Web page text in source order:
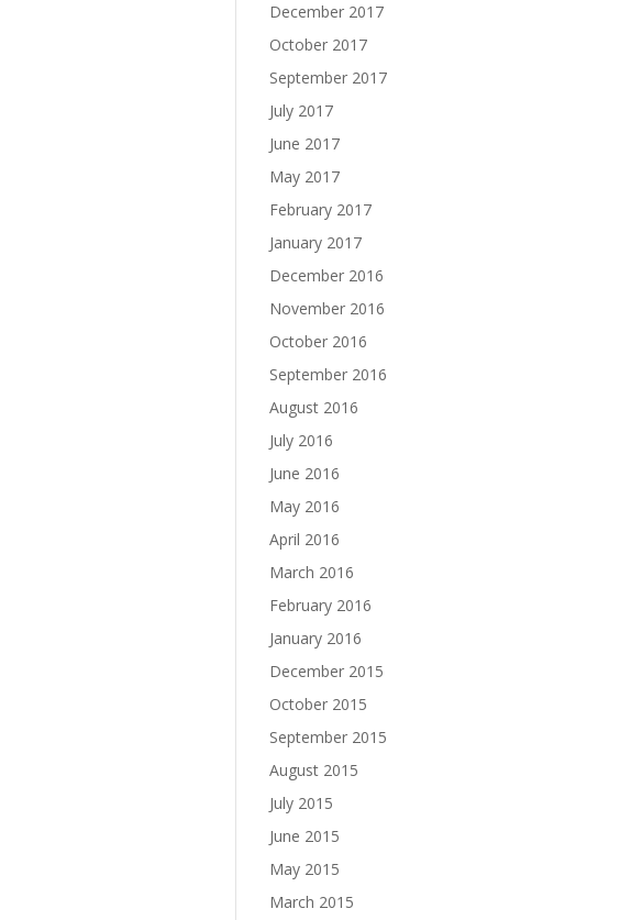
December 2017
October 2017
September 2017
July 2017
June 2017
May 2017
February 2017
January 2017
December 2016
November 2016
October 2016
September 2016
August 2016
July 2016
June 2016
May 2016
April 2016
March 2016
February 2016
January 2016
December 2015
October 2015
September 2015
August 2015
July 2015
June 2015
May 2015
March 2015